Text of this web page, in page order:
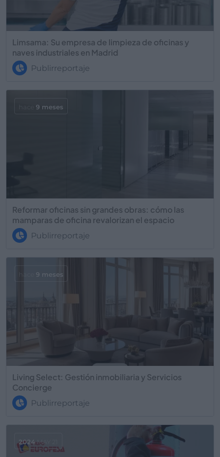
Limsama: Su empresa de limpieza de oficinas y
naves industriales en Madrid
Publirreportaje
Reformar oficinas sin grandes obras: cómo las
mamparas de oficina revalorizan el espacio
Publirreportaje
9 meses
Living Select: Gestión inmobiliaria y Servicios
Concierge
Publirreportaje
9 meses
2024MAY 21